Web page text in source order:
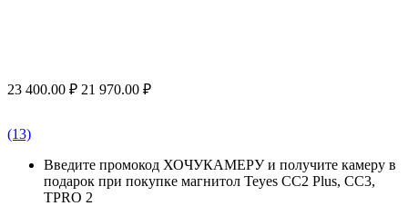
23 400.00 ₽ 21 970.00 ₽
(13)
Введите промокод ХОЧУКАМЕРУ и получите камеру в
подарок при покупке магнитол Teyes CC2 Plus, CC3,
TPRO 2